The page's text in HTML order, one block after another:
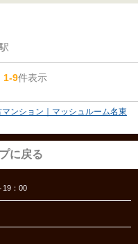
9件表示
ンション｜マッシュルーム名東
に戻る
19：00